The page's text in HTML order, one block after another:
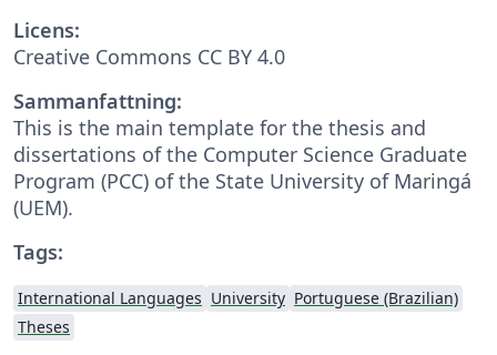
Licens:
Creative Commons CC BY 4.0
Sammanfattning:
This is the main template for the thesis and
dissertations of the Computer Science Graduate
Program (PCC) of the State University of Maringá
(UEM).
Tags:
International Languages University Portuguese (Brazilian)
Theses